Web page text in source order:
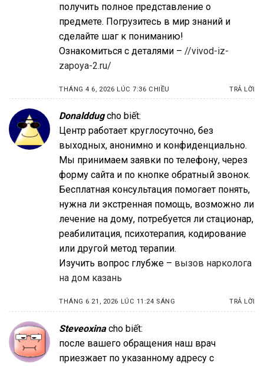
получить полное представление о
предмете. Погрузитесь в мир знаний и
сделайте шаг к пониманию!
Ознакомиться с деталями – //vivod-iz-
zapoya-2.ru/
THÁNG 4 6, 2026 LÚC 7:36 CHIỀU TRẢ LỜI
Donalddug cho biết:
Центр работает круглосуточно, без
выходных, анонимно и конфиденциально.
Мы принимаем заявки по телефону, через
форму сайта и по кнопке обратный звонок.
Бесплатная консультация помогает понять,
нужна ли экстренная помощь, возможно ли
лечение на дому, потребуется ли стационар,
реабилитация, психотерапия, кодирование
или другой метод терапии.
Изучить вопрос глубже – вызов нарколога
на дом казань
THÁNG 6 21, 2026 LÚC 11:24 SÁNG TRẢ LỜI
Steveoxina cho biết:
после вашего обращения наш врач
приезжает по указанному адресу с